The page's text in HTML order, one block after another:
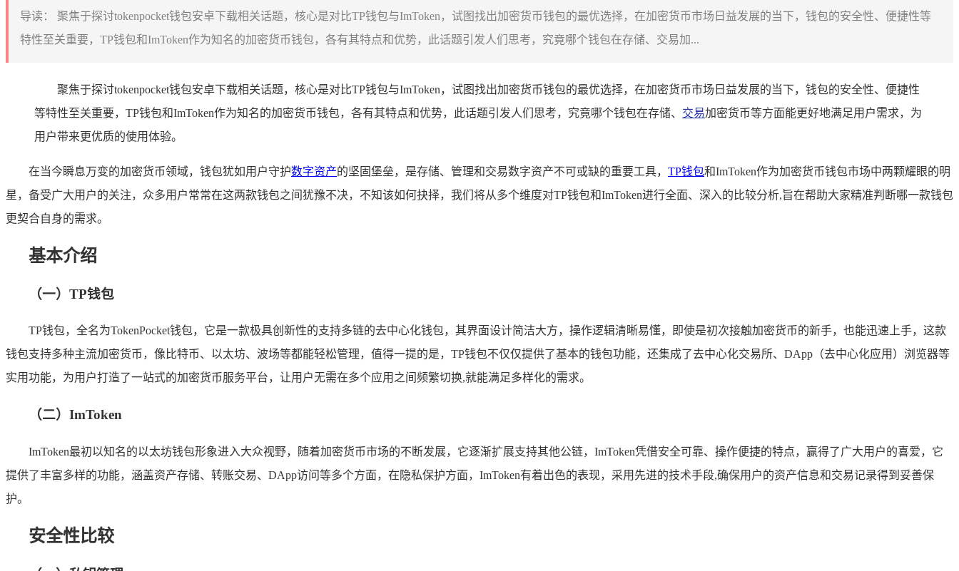
导读：
聚焦于探讨tokenpocket钱包安卓下载相关话题，核心是对比TP钱包与ImToken，试图找出加密货币钱包的最优选择，在加密货币市场日益发展的当下，钱包的安全性、便捷性等
特性至关重要，TP钱包和ImToken作为知名的加密货币钱包，各有其特点和优势，此话题引发人们思考，究竟哪个钱包在存储、交易加...
聚焦于探讨tokenpocket钱包安卓下载相关话题，核心是对比TP钱包与ImToken，试图找出加密货币钱包的最优选择，在加密货币市场日益发展的当下，钱包的安全性、便捷性
等特性至关重要，TP钱包和ImToken作为知名的加密货币钱包，各有其特点和优势，此话题引发人们思考，究竟哪个钱包在存储、 交易加密货币等方面能更好地满足用户需求，为
用户带来更优质的使用体验。
在当今瞬息万变的加密货币领域，钱包犹如用户守护数字资产的坚固堡垒，是存储、管理和交易数字资产不可或缺的重要工具， TP钱包和ImToken作为加密货币钱包市场中两颗耀眼的明
星，备受广大用户的关注，众多用户常常在这两款钱包之间犹豫不决，不知该如何抉择，我们将从多个维度对TP钱包和ImToken进行全面、深入的比较分析,旨在帮助大家精准判断哪一款钱包
更契合自身的需求。
基本介绍
（一）TP钱包
TP钱包，全名为TokenPocket钱包，它是一款极具创新性的支持多链的去中心化钱包，其界面设计简洁大方，操作逻辑清晰易懂，即使是初次接触加密货币的新手，也能迅速上手，这款
钱包支持多种主流加密货币，像比特币、以太坊、波场等都能轻松管理，值得一提的是，TP钱包不仅仅提供了基本的钱包功能，还集成了去中心化交易所、DApp（去中心化应用）浏览器等
实用功能，为用户打造了一站式的加密货币服务平台，让用户无需在多个应用之间频繁切换,就能满足多样化的需求。
（二）ImToken
ImToken最初以知名的以太坊钱包形象进入大众视野，随着加密货币市场的不断发展，它逐渐扩展支持其他公链，ImToken凭借安全可靠、操作便捷的特点，赢得了广大用户的喜爱，它
提供了丰富多样的功能，涵盖资产存储、转账交易、DApp访问等多个方面，在隐私保护方面，ImToken有着出色的表现，采用先进的技术手段,确保用户的资产信息和交易记录得到妥善保
护。
安全性比较